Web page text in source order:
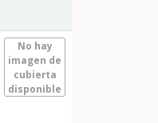
No hay
imagen de
cubierta
disponible